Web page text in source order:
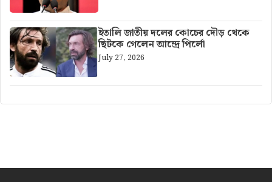
ইতালি জাতীয় দলের কোচের দৌড় থেকে
ছিটকে গেলেন আন্দ্রে পির্লো
July 27, 2026